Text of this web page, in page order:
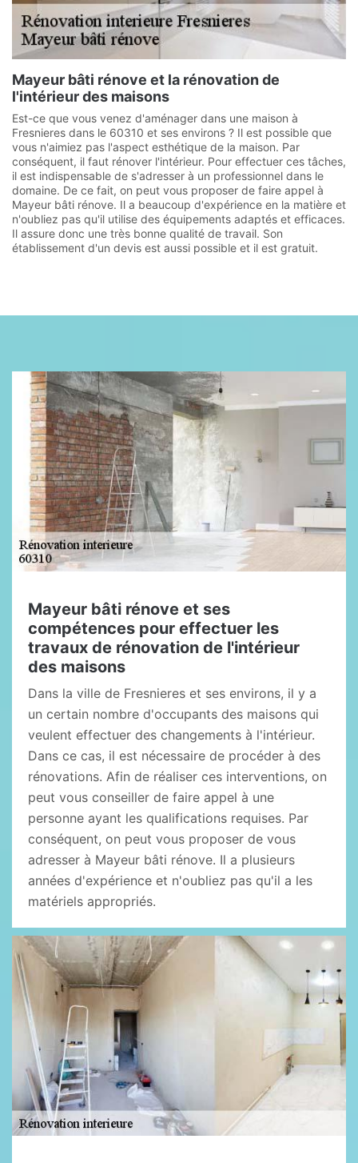
Mayeur bâti rénove et la rénovation de
l'intérieur des maisons
Est-ce que vous venez d'aménager dans une maison à
Fresnieres dans le 60310 et ses environs ? Il est possible que
vous n'aimiez pas l'aspect esthétique de la maison. Par
conséquent, il faut rénover l'intérieur. Pour effectuer ces tâches,
il est indispensable de s'adresser à un professionnel dans le
domaine. De ce fait, on peut vous proposer de faire appel à
Mayeur bâti rénove. Il a beaucoup d'expérience en la matière et
n'oubliez pas qu'il utilise des équipements adaptés et efficaces.
Il assure donc une très bonne qualité de travail. Son
établissement d'un devis est aussi possible et il est gratuit.
Mayeur bâti rénove et ses
compétences pour effectuer les
travaux de rénovation de l'intérieur
des maisons
Dans la ville de Fresnieres et ses environs, il y a
un certain nombre d'occupants des maisons qui
veulent effectuer des changements à l'intérieur.
Dans ce cas, il est nécessaire de procéder à des
rénovations. Afin de réaliser ces interventions, on
peut vous conseiller de faire appel à une
personne ayant les qualifications requises. Par
conséquent, on peut vous proposer de vous
adresser à Mayeur bâti rénove. Il a plusieurs
années d'expérience et n'oubliez pas qu'il a les
matériels appropriés.